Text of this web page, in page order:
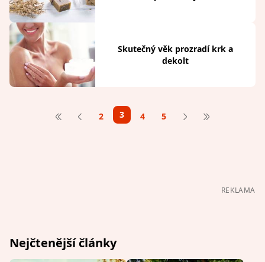
Skutečný věk prozradí krk a
dekolt
2 3 4 5
REKLAMA
Nejčtenější články